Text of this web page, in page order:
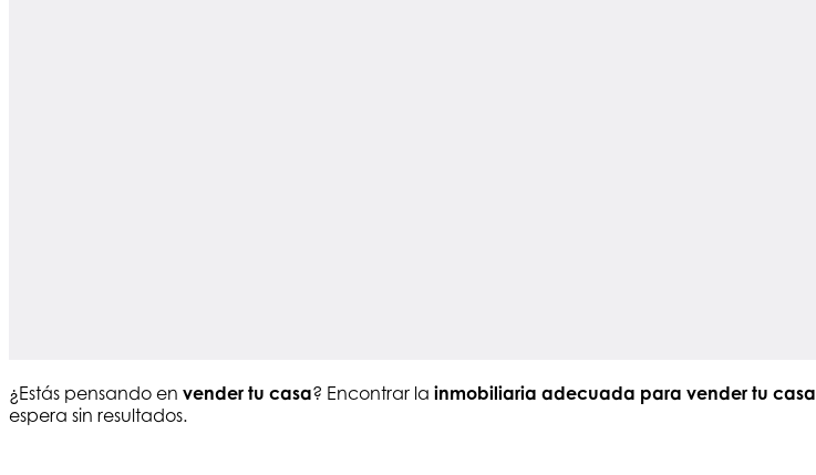
¿Estás pensando en vender tu casa? Encontrar la inmobiliaria adecuada para vender tu casa
espera sin resultados.